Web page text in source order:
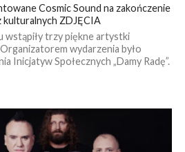
Cosmic Sound na zakończenie
kulturalnych ZDJĘCIA
wstąpiły trzy piękne artystki
wydarzenia było
Inicjatyw Społecznych „Damy Radę”.